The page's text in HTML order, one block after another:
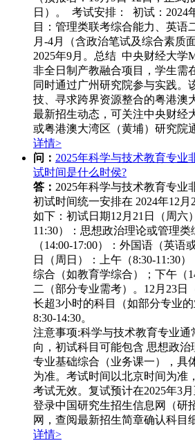
日）。 考试安排： 初试：2024
目：管理类联考综合能力、英语
月-4月（含政治笔试及综合素质
2025年9月。总结 中央财经大学
非全日制产教融合项目，学生需
同时通过广州研究院参与实践。
技、寻求跨界资源整合的粤港澳
最新招生动态，可关注中央财经
或粤港澳大湾区（黄埔）研究院
详情>
问： 2025年科学与技术教育专业
试时间是什么时侯?
答： 2025年科学与技术教育专业
初试时间统一安排在 ‌2024年12
如下： 初试日期‌12月21日（周六
11:30）：思想政治理论或管理类
（14:00-17:00）：外国语（英语
日（周日）‌：
上午（8:30-11:30
综合（如教育学综合）； 下午（
二（部分专业需考）。 12月23日
长超3小时的科目（如部分专业
8:30-14:30。
注意事项‌:科学与技术教育专业
向，初试科目可能包含 ‌思想政
专业基础综合‌（业务课一），具
为准。 考试时间以北京时间为准
考试无效。 复试预计在2025年3月
登录中国研究生招生信息网（研
网，查阅最新招生简章确认科目
详情>